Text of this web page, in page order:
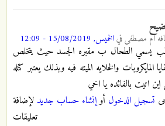
ام مصطفىفيالخميس, 15/08/2019 - 12:09
يسمي الطحال ب مقبره الجسد حيث يتخلص
المايكروبات والخلايه الميته فيه وبذلك يعتبر كتله
اتيت بالفائده يا اخي
تسجيل الدخول أوإنشاء حساب جديد لإضافة
تعليقات